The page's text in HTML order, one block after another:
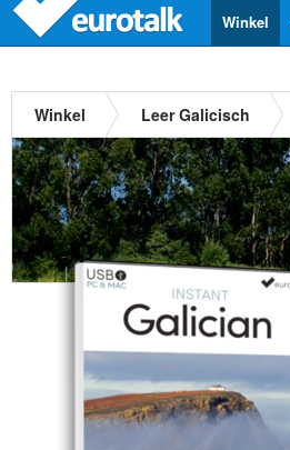
Winkel
Winkel Leer Galicisch